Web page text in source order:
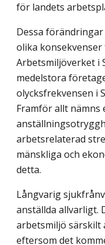
för landets
Dessa
olika
Arbetsmiljöverket i
medelstora
olycksfrekvensen i
Framför allt nämns
arbetsrelaterad
mänskliga och
detta.
Långvarig
anställda allvarligt.
arbetsmiljö särskilt
eftersom det